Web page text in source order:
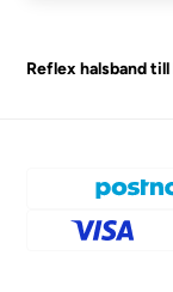
Reflex halsband